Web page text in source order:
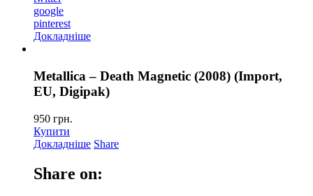
google
pinterest
Докладніше
Metallica – Death Magnetic (2008) (Import,
EU, Digipak)
950 грн.
Купити
Докладніше Share
Share on: